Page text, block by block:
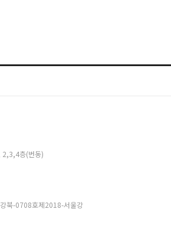
2,3,4층(번동)
북-0708호제2018-서울강